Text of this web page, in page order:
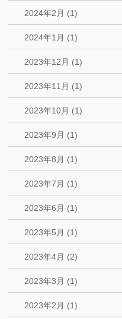
2024年2月 (1)
2024年1月 (1)
2023年12月 (1)
2023年11月 (1)
2023年10月 (1)
2023年9月 (1)
2023年8月 (1)
2023年7月 (1)
2023年6月 (1)
2023年5月 (1)
2023年4月 (2)
2023年3月 (1)
2023年2月 (1)